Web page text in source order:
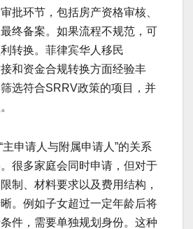
批环节，包括房产资格审核、
终备案。如果流程不规范，可
转换。菲律宾华人移民
和资金合规转换方面经验丰
选符合SRRV政策的项目，并
申请人与附属申请人”的关系
很多家庭会同时申请，但对于
制、材料要求以及费用结构，
。例如子女超过一定年龄后将
件，需要单独规划身份。这种